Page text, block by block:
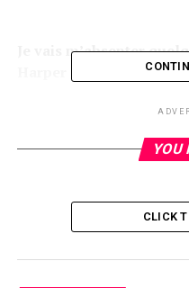
Je vais m’absenter
Harper aux
Dinner break !
YOU
CLICK